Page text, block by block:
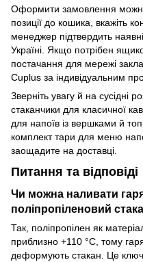
Оформити замовлення
позиції до кошика, вкажіть
менеджер підтвердить
Україні. Якщо потрібен
постачання для мережі
Cuplus за індивідуальним
Зверніть увагу й на сусідні
стаканчики для класичної
для напоїв із вершками й
комплект тари для меню
заощадите на доставці.
Питання та відповіді
Чи можна наливати
поліпропіленовий
Так, поліпропілен як
приблизно +110 °C, тому
деформують стакан. Це